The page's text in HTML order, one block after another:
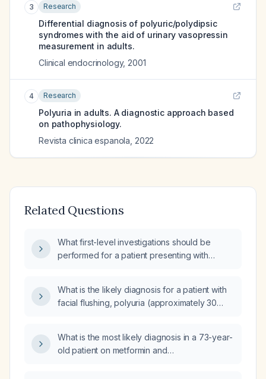
3 Research
Differential diagnosis of polyuric/polydipsic
syndromes with the aid of urinary vasopressin
measurement in adults.
Clinical endocrinology, 2001
4 Research
Polyuria in adults. A diagnostic approach based
on pathophysiology.
Revista clinica espanola 2022
Related Questions
What first-level investigations should be
performed for a patient presenting with
What is the likely diagnosis for a patient with
facial flushing, polyuria (approximately 30
What is the most likely diagnosis in a 73-year-
old patient on metformin and